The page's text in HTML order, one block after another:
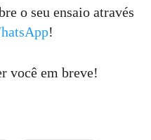
o seu ensaio através
!
você em breve!